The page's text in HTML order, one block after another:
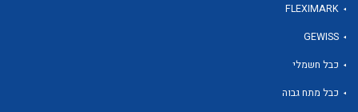
FLEXIMARK
GEWISS
כבל חשמלי
כבל מתח גבוה